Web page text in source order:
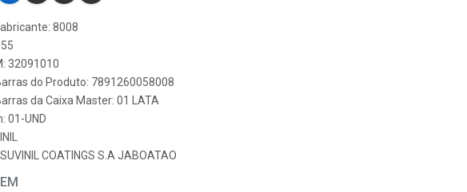
8008
32091010
do Produto: 7891260058008
da Caixa Master: 01 LATA
01-UND
SUVINIL COATINGS S.A JABOATAO